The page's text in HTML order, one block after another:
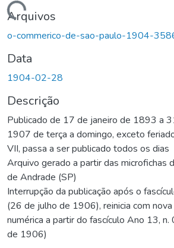
Carregando...
Arquivos
o-commerico-de-sao-paulo-1904-
Data
1904-02-28
Descrição
Publicado de 17 de janeiro de 1893 a
1907 de terça a domingo, exceto
VII, passa a ser publicado todos os dias
Arquivo gerado a partir das microfichas
de Andrade (SP)
Interrupção da publicação após o
(26 de julho de 1906), reinicia com
numérica a partir do fascículo Ano 13,
de 1906)